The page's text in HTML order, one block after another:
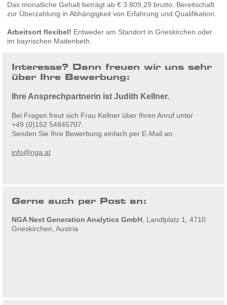
Das monatliche Gehalt beträgt ab € 3.809,29 brutto. Bereitschaft
zur Überzahlung in Abhängigkeit von Erfahrung und Qualifikation.
Arbeitsort flexibel! Entweder am Standort in Grieskirchen oder
im bayrischen Maitenbeth.
Interesse? Dann freuen wir uns sehr
über Ihre Bewerbung:
Ihre Ansprechpartnerin ist Judith Kellner.
Bei Fragen freut sich Frau Kellner über Ihren Anruf unter
+49 (0)152 54845707.
Senden Sie Ihre Bewerbung einfach per E-Mail an:
info@nga.at
Gerne auch per Post an:
NGA Next Generation Analytics GmbH, Landlplatz 1, 4710
Grieskirchen, Austria